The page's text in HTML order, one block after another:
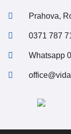
Prahova,
0371 787
Whatsapp